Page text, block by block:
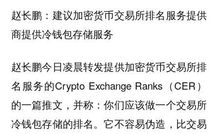
赵长鹏：建议加密货币交易所排名服务提供
商提供冷钱包存储服务
赵长鹏今日凌晨转发提供加密货币交易所排
名服务的Crypto Exchange Ranks（CER）
的一篇推文，并称：你们应该做一个交易所
冷钱包存储的排名。它不容易伪造，比交易